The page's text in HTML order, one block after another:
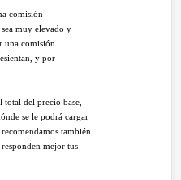
comisión
muy elevado y
una comisión
y por
total del precio base,
se le podrá cargar
también
responden mejor tus